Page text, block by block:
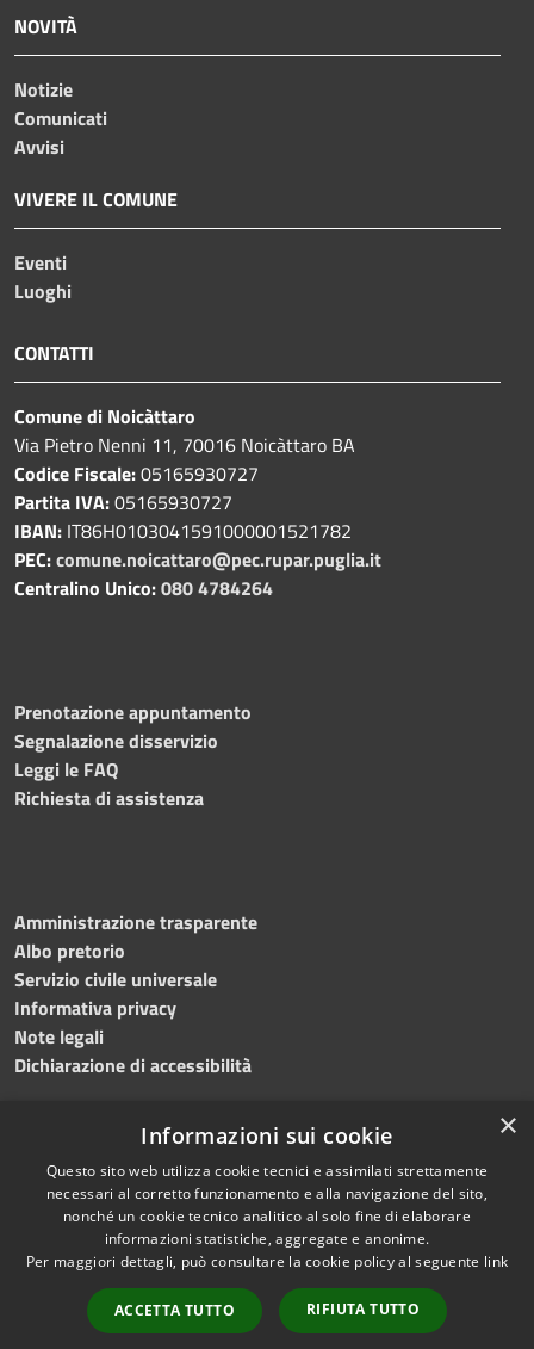
NOVITÀ
Notizie
Comunicati
Avvisi
VIVERE IL COMUNE
Eventi
Luoghi
CONTATTI
Comune di Noicàttaro
Via Pietro Nenni 11, 70016 Noicàttaro BA
Codice Fiscale:05165930727
Partita IVA:05165930727
IBAN: IT86H0103041591000001521782
PEC:comune.noicattaro@pec.rupar.puglia.it
Centralino Unico:080 4784264
Prenotazione appuntamento
Segnalazione disservizio
Leggi le FAQ
Richiesta di assistenza
Amministrazione trasparente
Albo pretorio
Servizio civile universale
Informativa privacy
Note legali
Dichiarazione di accessibilità
RSS
Accessibilità
Cookie
Mappa del sito
Difensore civico
Copyright © 2023 •
Comune di Noicàttaro
Powered byMunicipium
Redazione•Portale
dipendente
WebMail Dipendenti
×
Informazioni sui cookie
Questo sito web utilizza cookie tecnici e assimilati strettamente
necessari al corretto funzionamento e alla navigazione del sito,
nonché un cookie tecnico analitico al solo fine di elaborare
informazioni statistiche, aggregate e anonime.
Per maggiori dettagli, può consultare la cookie policy al seguente link
ACCETTA TUTTO RIFIUTA TUTTO